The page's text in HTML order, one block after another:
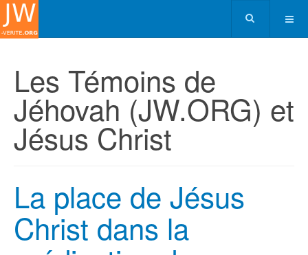
Les Témoins de
Jéhovah (JW.ORG) et
Jésus Christ
La place de Jésus
Christ dans la